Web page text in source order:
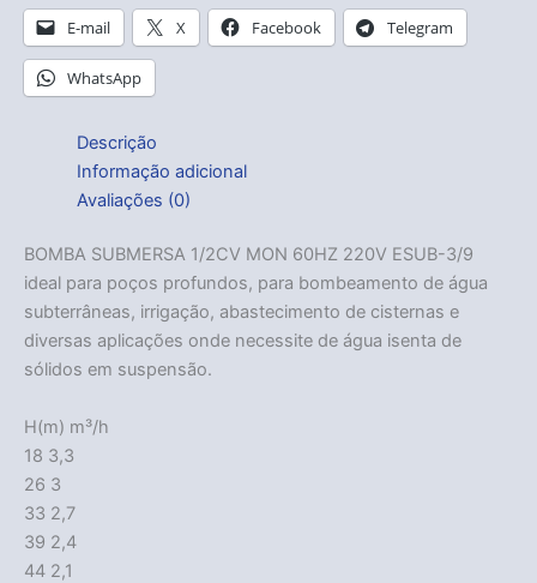
E-mail X Facebook Telegram
WhatsApp
Descrição
Informação adicional
Avaliações (0)
BOMBA SUBMERSA 1/2CV MON 60HZ 220V ESUB-3/9
ideal para poços profundos, para bombeamento de água
subterrâneas, irrigação, abastecimento de cisternas e
diversas aplicações onde necessite de água isenta de
sólidos em suspensão.
H(m) m³/h
18 3,3
26 3
33 2,7
39 2,4
44 2,1